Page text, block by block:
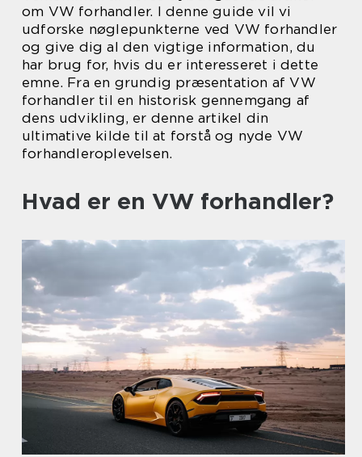
om VW forhandler. I denne guide vil vi
udforske nøglepunkterne ved VW forhandler
og give dig al den vigtige information, du
har brug for, hvis du er interesseret i dette
emne. Fra en grundig præsentation af VW
forhandler til en historisk gennemgang af
dens udvikling, er denne artikel din
ultimative kilde til at forstå og nyde VW
forhandleroplevelsen.
Hvad er en VW forhandler?